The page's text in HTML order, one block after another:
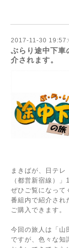
2017-11-30
ぶらり途中下車
介されます。
まきばが、日テレ
（都営新宿線）
ぜひご覧になって
番組内で紹介され
ご購入できます。
今回の旅人は「山
ですが、色々な知